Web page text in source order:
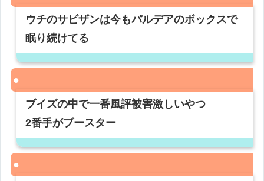
ウチのサビザンは今もパルデアのボックスで
眠り続けてる
ブイズの中で一番風評被害激しいやつ
2番手がブースター